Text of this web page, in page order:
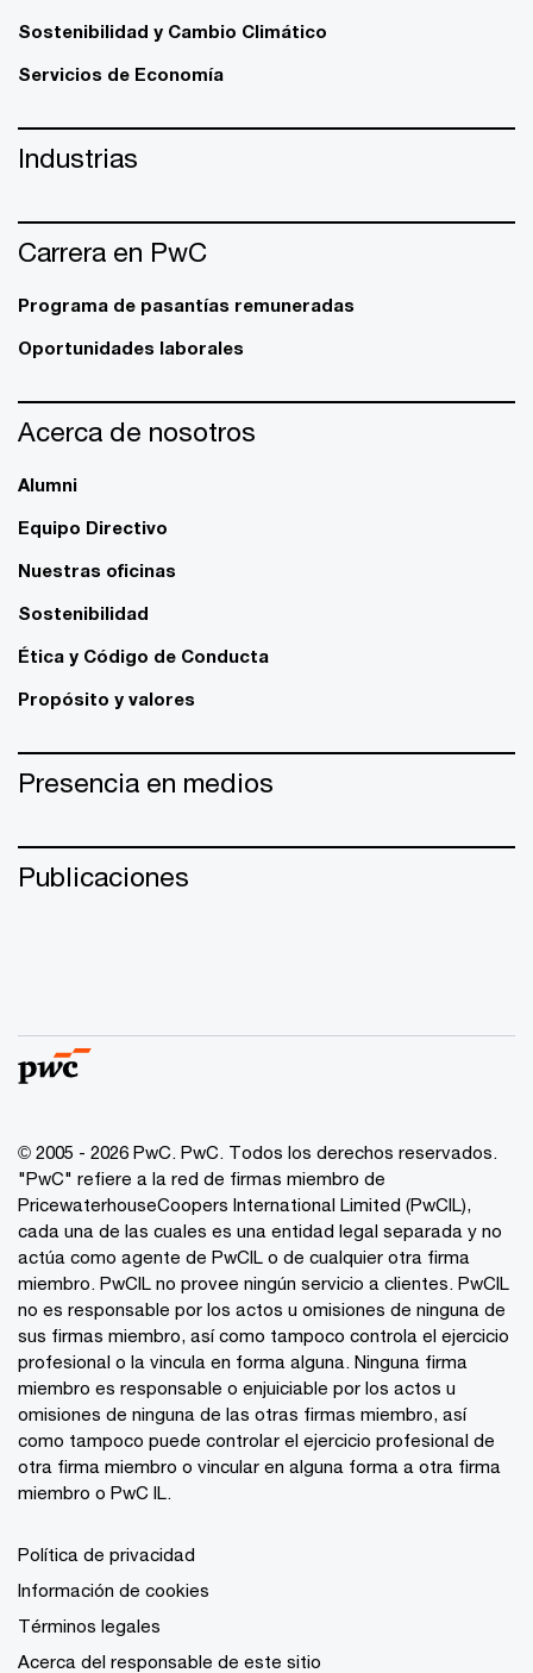
Sostenibilidad y Cambio Climático
Servicios de Economía
Industrias
Carrera en PwC
Programa de pasantías remuneradas
Oportunidades laborales
Acerca de nosotros
Alumni
Equipo Directivo
Nuestras oficinas
Sostenibilidad
Ética y Código de Conducta
Propósito y valores
Presencia en medios
Publicaciones
© 2005 - 2026 PwC. PwC. Todos los derechos reservados.
"PwC" refiere a la red de firmas miembro de
PricewaterhouseCoopers International Limited (PwCIL),
cada una de las cuales es una entidad legal separada y no
actúa como agente de PwCIL o de cualquier otra firma
miembro. PwCIL no provee ningún servicio a clientes. PwCIL
no es responsable por los actos u omisiones de ninguna de
sus firmas miembro, así como tampoco controla el ejercicio
profesional o la vincula en forma alguna. Ninguna firma
miembro es responsable o enjuiciable por los actos u
omisiones de ninguna de las otras firmas miembro, así
como tampoco puede controlar el ejercicio profesional de
otra firma miembro o vincular en alguna forma a otra firma
miembro o PwC IL.
Política de privacidad
Información de cookies
Términos legales
Acerca del responsable de este sitio